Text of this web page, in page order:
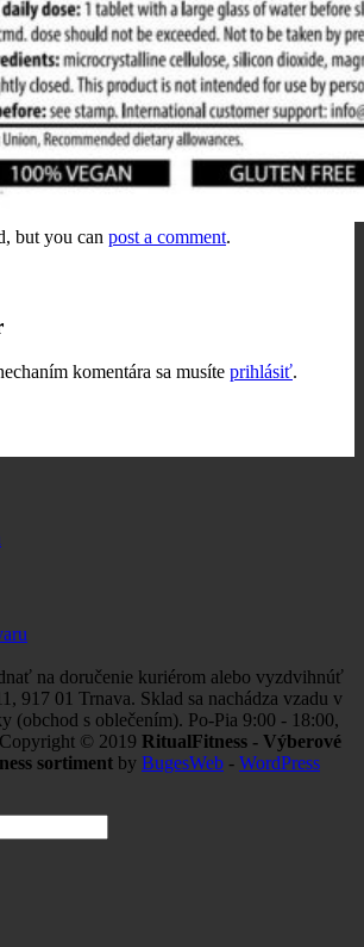
but you can post a comment.
komentára sa musíte prihlásiť.
na doručenie kuriérom alebo vyzdvihnúť
917 01 Trnava. Sklad sa nachádza vzadu v
(obchod s oblečením). Po-Pia 9:00 - 18:00,
© 2019 RitualFitness - Výberové
sortiment by BugesWeb - WordPress